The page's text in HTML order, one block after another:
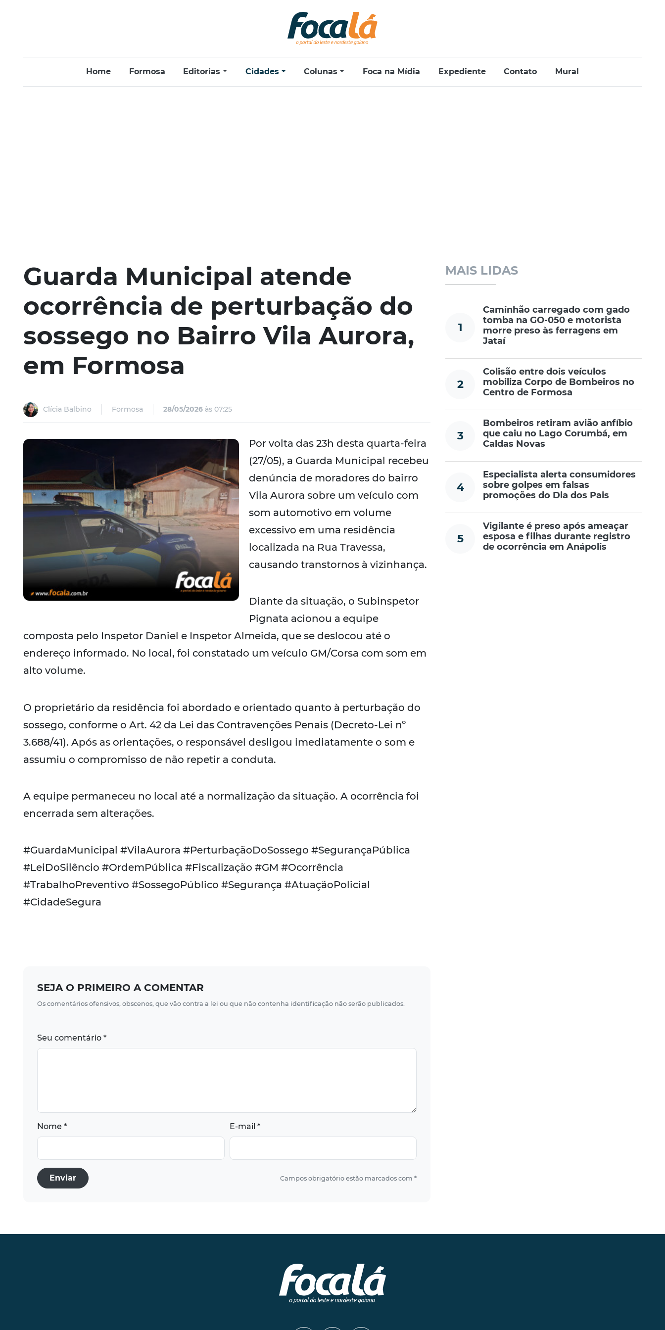
Home Formosa Editorias Cidades Colunas Foca na Mídia Expediente Contato Mural
Guarda Municipal atende
ocorrência de perturbação do
sossego no Bairro Vila Aurora,
em Formosa
Clícia Balbino Formosa 28/05/2026 às 07:25
Por volta das 23h desta quarta-feira
(27/05), a Guarda Municipal recebeu
denúncia de moradores do bairro
Vila Aurora sobre um veículo com
som automotivo em volume
excessivo em uma residência
localizada na Rua Travessa,
causando transtornos à vizinhança.
Diante da situação, o Subinspetor
Pignata acionou a equipe
composta pelo Inspetor Daniel e Inspetor Almeida, que se deslocou até o
endereço informado. No local, foi constatado um veículo GM/Corsa com som em
alto volume.
O proprietário da residência foi abordado e orientado quanto à perturbação do
sossego, conforme o Art. 42 da Lei das Contravenções Penais (Decreto-Lei nº
3.688/41). Após as orientações, o responsável desligou imediatamente o som e
assumiu o compromisso de não repetir a conduta.
A equipe permaneceu no local até a normalização da situação. A ocorrência foi
encerrada sem alterações.
#GuardaMunicipal #VilaAurora #PerturbaçãoDoSossego #SegurançaPública
#LeiDoSilêncio #OrdemPública #Fiscalização #GM #Ocorrência
#TrabalhoPreventivo #SossegoPúblico #Segurança #AtuaçãoPolicial
#CidadeSegura
SEJA O PRIMEIRO A COMENTAR
Os comentários ofensivos, obscenos, que vão contra a lei ou que não contenha identificação não serão publicados.
Seu comentário *
Nome * E-mail *
Enviar Campos obrigatório estão marcados com *
MAIS LIDAS
1
Caminhão carregado com gado
tomba na GO-050 e motorista
morre preso às ferragens em
Jataí
2
Colisão entre dois veículos
mobiliza Corpo de Bombeiros no
Centro de Formosa
3
Bombeiros retiram avião anfíbio
que caiu no Lago Corumbá, em
Caldas Novas
4
Especialista alerta consumidores
sobre golpes em falsas
promoções do Dia dos Pais
5
Vigilante é preso após ameaçar
esposa e filhas durante registro
de ocorrência em Anápolis